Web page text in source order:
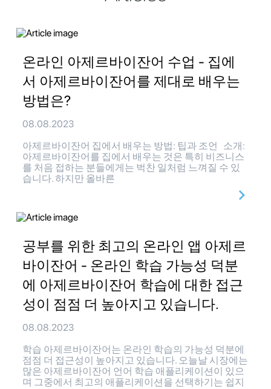
온라인 아제르바이잔어 수업 - 집에
서 아제르바이잔어를 제대로 배우는
방법은?
08.08.2023
아제르바이잔어 집에서 배우는 방법: 팁과 조언 소개:
아제르바이잔어를 집에서 배우는 것은 특히 비즈니스
를 처음 접하는 분들에게는 벅찬 일처럼 느껴질 수 있
습니다. 하지만 올바른
공부를 위한 최고의 온라인 앱 아제르
바이잔어 - 온라인 학습 가능성 덕분
에 아제르바이잔어 학습에 대한 접근
성이 점점 더 높아지고 있습니다.
08.08.2023
학습 아제르바이잔어는 온라인 학습의 가능성 덕분에
점점 더 접근성이 높아지고 있습니다. 오늘날 시장에는
많은 아제르바이잔어 언어 학습 애플리케이션이 있으
며 그중에서 최고의 애플리케이션을 선택하기는 쉽지